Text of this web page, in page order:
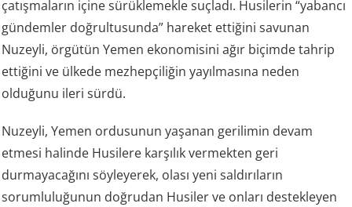
çatışmaların içine sürüklemekle suçladı. Husilerin “yabancı
gündemler doğrultusunda” hareket ettiğini savunan
Nuzeyli, örgütün Yemen ekonomisini ağır biçimde tahrip
ettiğini ve ülkede mezhepçiliğin yayılmasına neden
olduğunu ileri sürdü.
Nuzeyli, Yemen ordusunun yaşanan gerilimin devam
etmesi halinde Husilere karşılık vermekten geri
durmayacağını söyleyerek, olası yeni saldırıların
sorumluluğunun doğrudan Husiler ve onları destekleyen